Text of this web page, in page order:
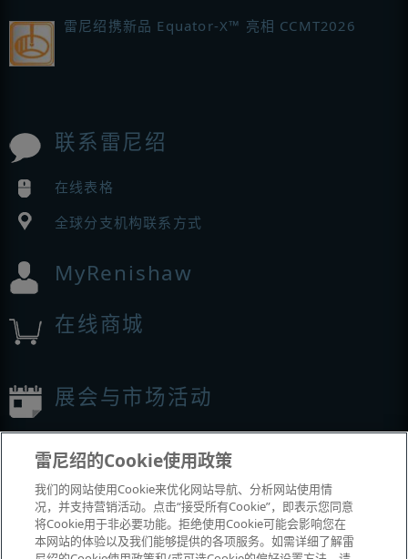
雷尼绍携新品 Equator-X™ 亮相 CCMT2026
联系雷尼绍
在线表格
全球分支机构联系方式
MyRenishaw
在线商城
展会与市场活动
雷尼绍的Cookie使用政策
我们的网站使用Cookie来优化网站导航、分析网站使用情
况，并支持营销活动。点击“接受所有Cookie”，即表示您同意
将Cookie用于非必要功能。拒绝使用Cookie可能会影响您在
本网站的体验以及我们能够提供的各项服务。如需详细了解雷